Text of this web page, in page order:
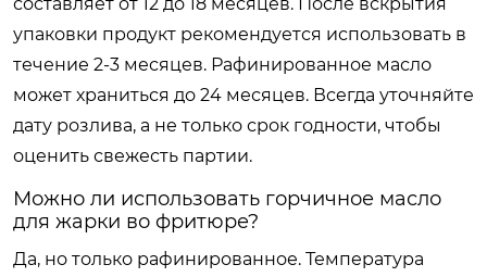
упаковки продукт рекомендуется использовать в
течение 2-3 месяцев. Рафинированное масло
может храниться до 24 месяцев. Всегда уточняйте
дату розлива, а не только срок годности, чтобы
оценить свежесть партии.
Можно ли использовать горчичное масло
для жарки во фритюре?
Да, но только рафинированное. Температура